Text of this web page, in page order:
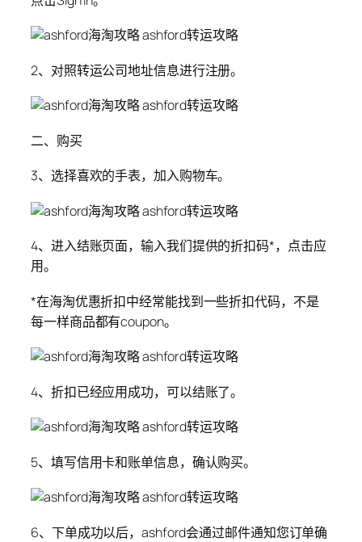
2、对照转运公司地址信息进行注册。
二、购买
3、选择喜欢的手表，加入购物车。
4、进入结账页面，输入我们提供的折扣码*，点击应
用。
*在海淘优惠折扣中经常能找到一些折扣代码，不是
每一样商品都有coupon。
4、折扣已经应用成功，可以结账了。
5、填写信用卡和账单信息，确认购买。
6、下单成功以后，ashford会通过邮件通知您订单确